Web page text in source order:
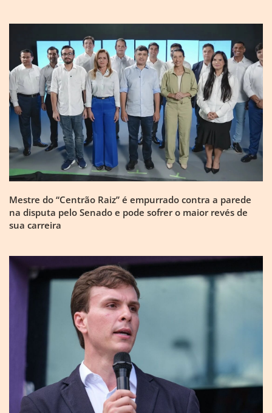
Mestre do “Centrão Raiz” é empurrado contra a parede
na disputa pelo Senado e pode sofrer o maior revés de
sua carreira